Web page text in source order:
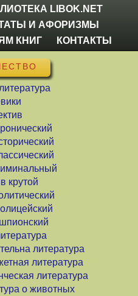
LIBOK.NET
И АФОРИЗМЫ
КНИГ
КОНТАКТЫ
крутой
литература
литература
литература
о животных